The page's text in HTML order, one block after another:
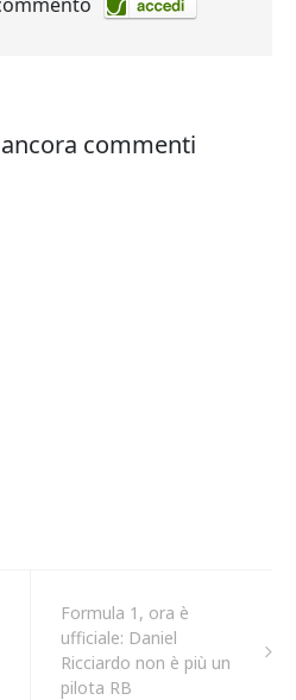
Formula 1, ora è
ufficiale: Daniel
Ricciardo non è più un
pilota RB